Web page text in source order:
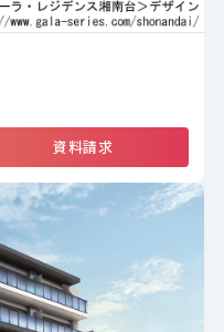
資料請求